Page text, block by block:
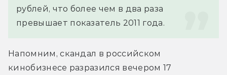
рублей, что более чем в два раза
превышает показатель 2011 года.
Напомним, скандал в российском
кинобизнесе разразился вечером 17